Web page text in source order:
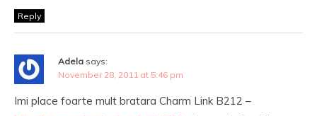
Reply
Adela says:
November 28, 2011 at 5:46 pm
Imi place foarte mult bratara Charm Link B212 –